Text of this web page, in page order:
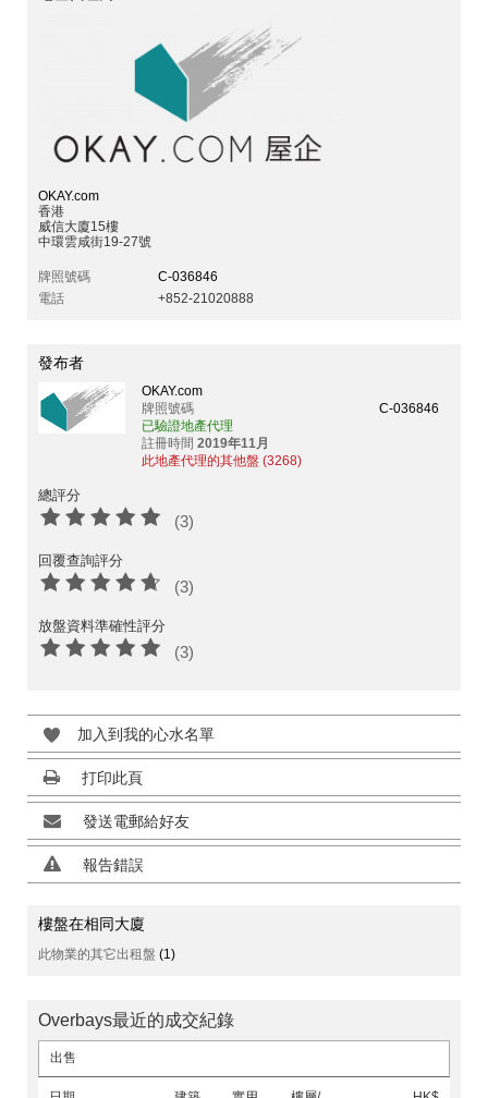
OKAY.com
香港
威信大廈15樓
中環雲咸街19-27號
牌照號碼
C-036846
電話
+852-21020888
發布者
OKAY.com
牌照號碼
C-036846
已驗證地產代理
註冊時間 2019年11月
此地產代理的其他盤 (3268)
總評分
(3)
回覆查詢評分
(3)
放盤資料準確性評分
(3)
加入到我的心水名單
打印此頁
發送電郵給好友
報告錯誤
樓盤在相同大廈
此物業的其它出租盤 (1)
Overbays最近的成交紀錄
出售